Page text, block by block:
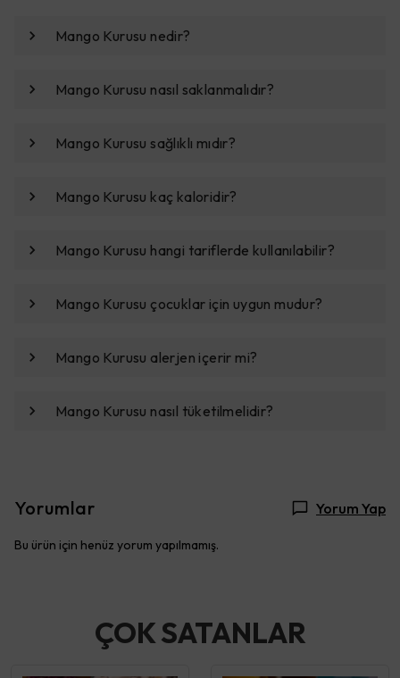
Mango Kurusu nedir?
Mango Kurusu nasıl saklanmalıdır?
Mango Kurusu sağlıklı mıdır?
Mango Kurusu kaç kaloridir?
Mango Kurusu hangi tariflerde kullanılabilir?
Mango Kurusu çocuklar için uygun mudur?
Mango Kurusu alerjen içerir mi?
Mango Kurusu nasıl tüketilmelidir?
Yorumlar Yorum Yap
Bu ürün için henüz yorum yapılmamış.
ÇOK SATANLAR